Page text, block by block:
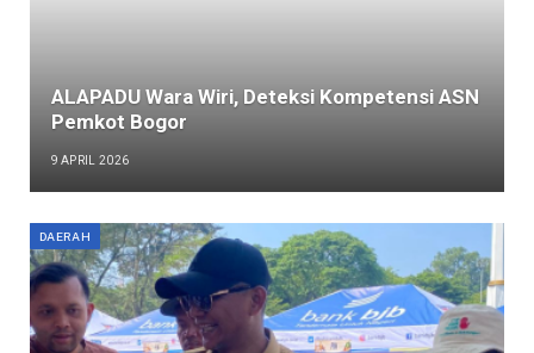
ALAPADU Wara Wiri, Deteksi Kompetensi ASN
Pemkot Bogor
9 APRIL 2026
DAERAH